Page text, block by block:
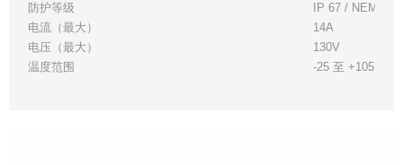
防护等级
IP 67 / NEMA 6P
电流（最大）
14A
电压（最大）
130V
温度范围
-25 至 +105°C